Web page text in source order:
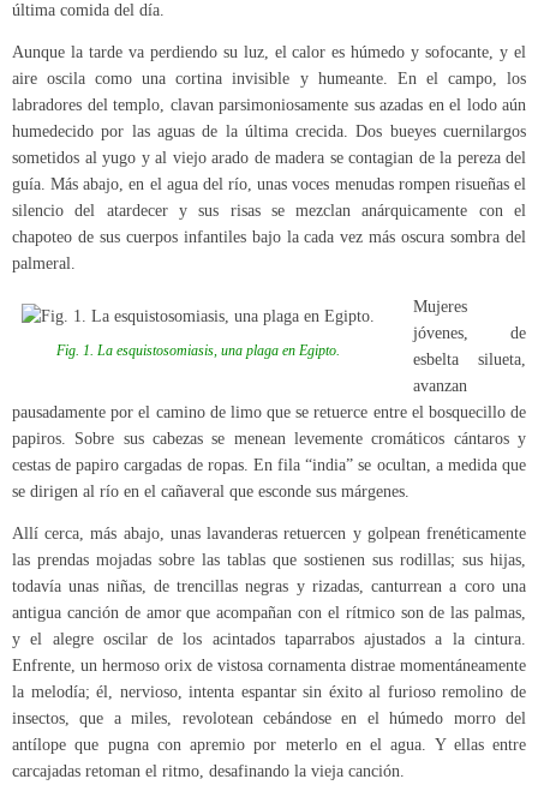
última comida del día.
Aunque la tarde va perdiendo su luz, el calor es húmedo y sofocante, y el
aire oscila como una cortina invisible y humeante. En el campo, los
labradores del templo, clavan parsimoniosamente sus azadas en el lodo aún
humedecido por las aguas de la última crecida. Dos bueyes cuernilargos
sometidos al yugo y al viejo arado de madera se contagian de la pereza del
guía. Más abajo, en el agua del río, unas voces menudas rompen risueñas el
silencio del atardecer y sus risas se mezclan anárquicamente con el
chapoteo de sus cuerpos infantiles bajo la cada vez más oscura sombra del
palmeral.
Fig. 1. La esquistosomiasis, una plaga en Egipto.
Mujeres
jóvenes, de
esbelta silueta,
avanzan
pausadamente por el camino de limo que se retuerce entre el bosquecillo de
papiros. Sobre sus cabezas se menean levemente cromáticos cántaros y
cestas de papiro cargadas de ropas. En fila “india” se ocultan, a medida que
se dirigen al río en el cañaveral que esconde sus márgenes.
Allí cerca, más abajo, unas lavanderas retuercen y golpean frenéticamente
las prendas mojadas sobre las tablas que sostienen sus rodillas; sus hijas,
todavía unas niñas, de trencillas negras y rizadas, canturrean a coro una
antigua canción de amor que acompañan con el rítmico son de las palmas,
y el alegre oscilar de los acintados taparrabos ajustados a la cintura.
Enfrente, un hermoso orix de vistosa cornamenta distrae momentáneamente
la melodía; él, nervioso, intenta espantar sin éxito al furioso remolino de
insectos, que a miles, revolotean cebándose en el húmedo morro del
antílope que pugna con apremio por meterlo en el agua. Y ellas entre
carcajadas retoman el ritmo, desafinando la vieja canción.